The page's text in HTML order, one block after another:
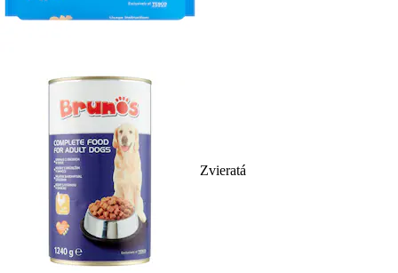
Zvieratá